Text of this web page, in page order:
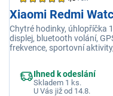
Xiaomi Redmi
Chytré hodinky, úhlopříčka
displej, bluetooth volání,
frekvence, sportovní
Ihned k odeslání
Skladem 1 ks.
U Vás již od 14.8.